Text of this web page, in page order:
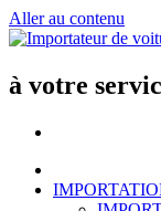
Aller au contenu
à votre